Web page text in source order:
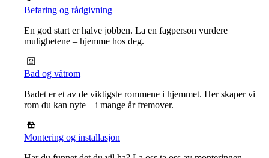
Befaring og rådgivning
En god start er halve jobben. La en fagperson vurdere
mulighetene – hjemme hos deg.
Bad og våtrom
Badet er et av de viktigste rommene i hjemmet. Her skaper vi
rom du kan nyte – i mange år fremover.
Montering og installasjon